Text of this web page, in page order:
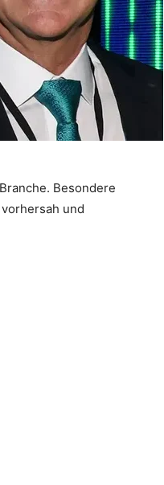
Besondere
und